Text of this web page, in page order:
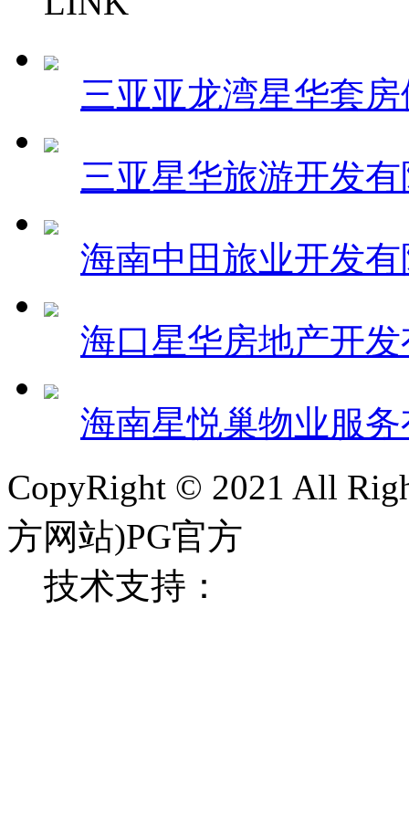
三亚亚龙湾星华套
三亚星华旅游开发
海南中田旅业开发
海口星华房地产开
海南星悦巢物业服
CopyRight © 2021 All
方网站)PG官方
技术支持：